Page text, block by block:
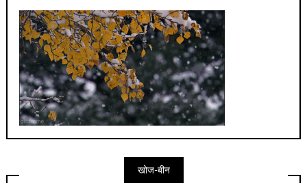
खोज-बीन